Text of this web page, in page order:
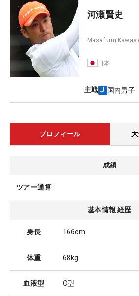
河瀬賢史
Masafumi
日本
主戦 国内男子
プロフィール
成績
ツアー通算
基本情報 経歴
身長 166cm
体重 68kg
血液型 O型